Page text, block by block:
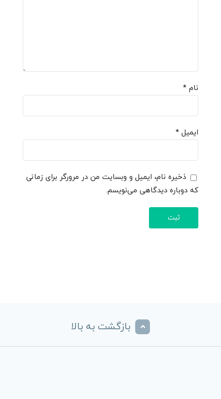
نام *
ایمیل *
ذخیره نام، ایمیل و وبسایت من در مرورگر برای زمانی
که دوباره دیدگاهی می‌نویسم.
بازگشت به بالا